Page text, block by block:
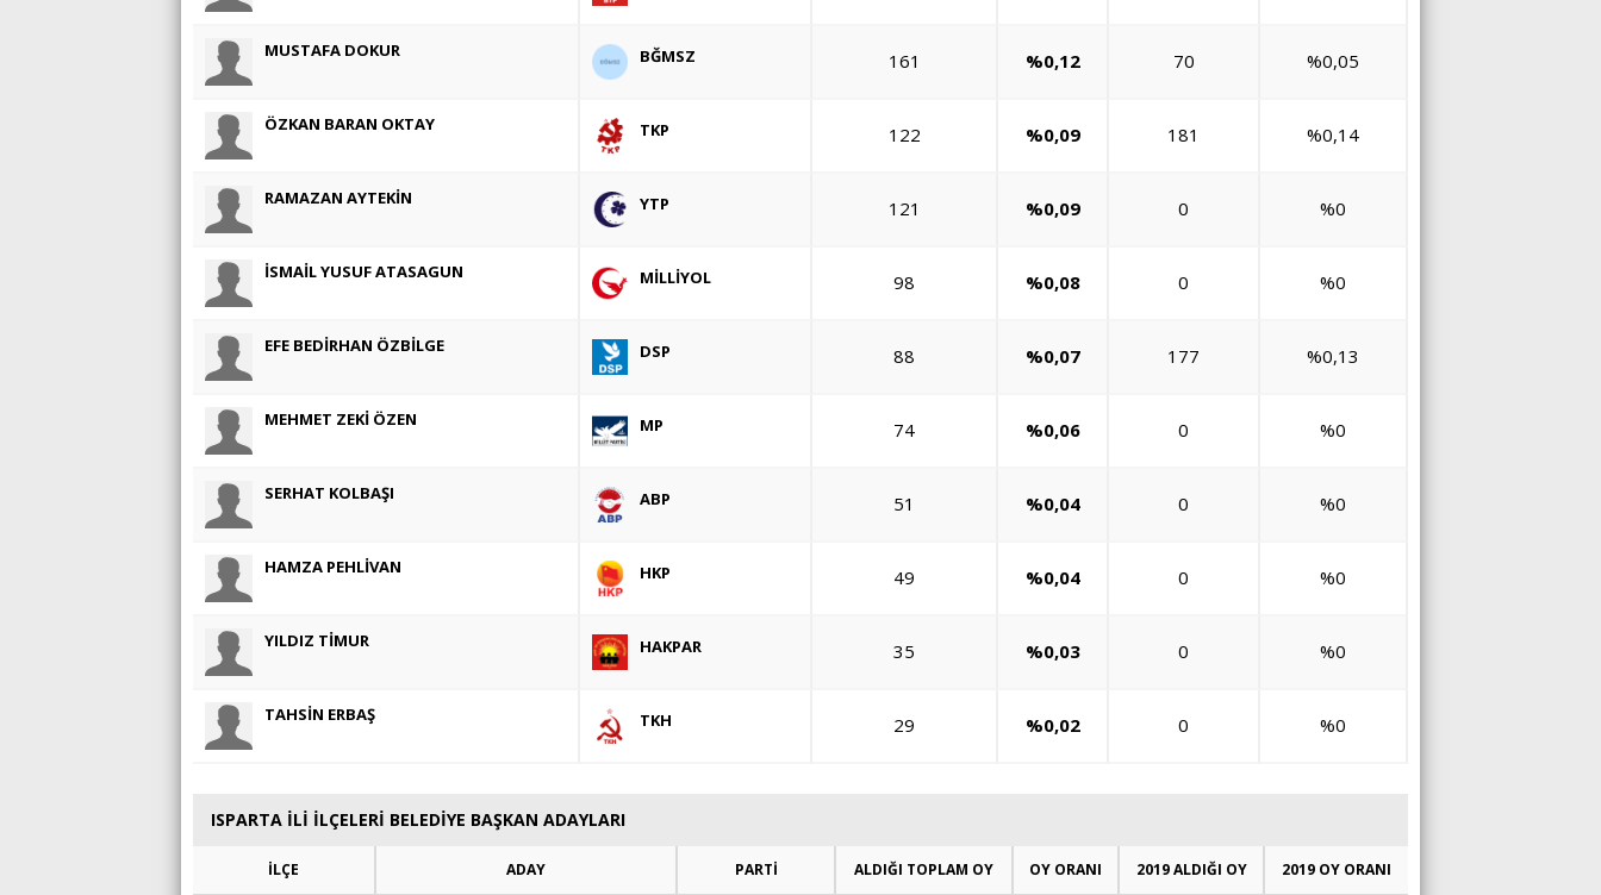
MUSTAFA DOKUR BĞMSZ 161 %0,12 70 %0,05
ÖZKAN BARAN OKTAY TKP 122 %0,09 181 %0,14
RAMAZAN AYTEKİN YTP 121 %0,09 0 %0
İSMAİL YUSUF ATASAGUN MİLLİYOL 98 %0,08 0 %0
EFE BEDİRHAN ÖZBİLGE DSP 88 %0,07 177 %0,13
MEHMET ZEKİ ÖZEN MP 74 %0,06 0 %0
SERHAT KOLBAŞI ABP 51 %0,04 0 %0
HAMZA PEHLİVAN HKP 49 %0,04 0 %0
YILDIZ TİMUR HAKPAR 35 %0,03 0 %0
TAHSİN ERBAŞ TKH 29 %0,02 0 %0
ISPARTA İLİ İLÇELERİ BELEDİYE BAŞKAN ADAYLARI
İLÇE ADAY PARTİ ALDIĞI TOPLAM OY OY ORANI 2019 ALDIĞI OY 2019 OY ORANI